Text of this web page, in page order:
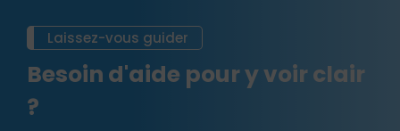
Laissez-vous guider
Besoin d'aide pour y voir clair
?